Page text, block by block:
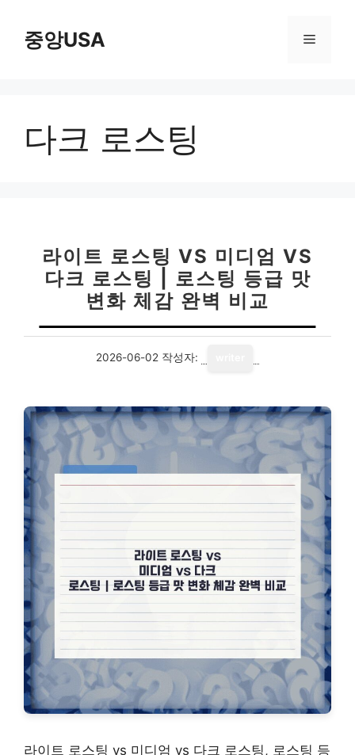
중앙USA 메
다크 로스팅
라이트 로스팅 VS 미디엄 VS
다크 로스팅 | 로스팅 등급 맛
변화 체감 완벽 비교
2026-06-02 작성자:
라이트 로스팅 vs 미디엄 vs 다크 로스팅, 로스팅 등